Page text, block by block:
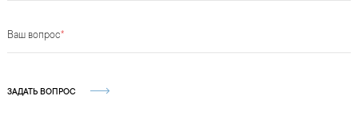
Ваш вопрос*
ЗАДАТЬ ВОПРОС